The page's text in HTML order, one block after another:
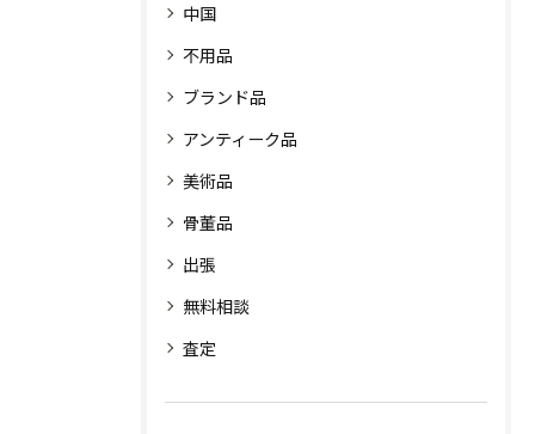
中国
不用品
ブランド品
アンティーク品
美術品
骨董品
出張
無料相談
査定